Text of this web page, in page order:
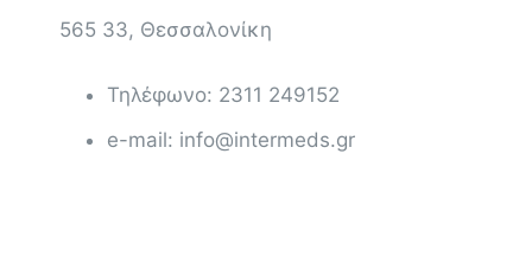
565 33, Θεσσαλονίκη
Τηλέφωνο: 2311 249152
e-mail: info@intermeds.gr